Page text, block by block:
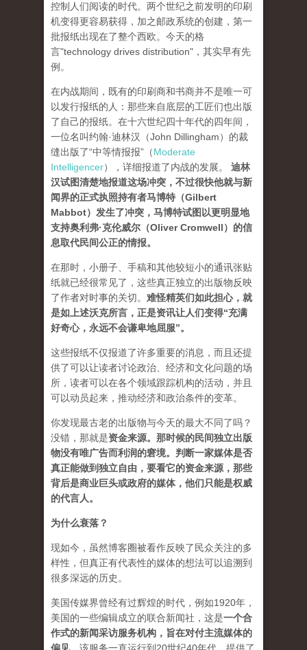
控制人们阅读的时代。两个世纪之前发明的印刷
机变得更容易获得，加之邮政系统的创建，第一
批报纸出现在了整个西欧。今天的格
言"technology drives dis­tribution"，其实早有先
例。
在内战期间，既有的印刷商和书商并不是唯一可
以发行报纸的人：那些来自底层的工匠们也出版
了自己的报纸。在十六世纪四十年代的四年间，
一位名叫约翰·迪林汉（John Dillingham）的裁
缝出版了“中等情报报”（Moderate
Intelligencer），详细报道了内战的发展。 迪林
汉试图清楚地报道这场冲突，不过很快他就与新
闻界的正式执照持有者马博特（Gilbert
Mabbot）发生了冲突，马博特试图以更明显地
支持奥利弗·克伦威尔（Oliver Cromwell）的信
息取代民间公正的情报。
在那时，小册子、手稿和其他较短小的通讯张贴
纸就已经很常见了，这些真正独立的出版物反映
了作者对时事的关切。 难怪精英们如此担心，就
是如上述沃克所言，正是资讯让人们变得“充满
好奇心，永远不会谦卑地屈服”。
这些报纸不仅报道了许多重要的消息，而且还提
供了可以让读者讨论政治、经济和文化问题的场
所，读者可以在各个领域跟踪机构的活动，并且
可以动员起来，推动经济和政治条件的变革。
你发现最古老的出版物与今天的最大不同了吗？
没错，那就是资金来源。 那时候的民间独立出版
物没有唯广告而利润的窘境。判断一家媒体是否
真正能做到独立自由，要看它的资金来源，那些
背后是商业巨头或政府的媒体，他们只能是权威
的代言人。
为什么衰落？
现如今，虽然博客圈被看作反映了民众关注的多
样性，但真正有代表性的媒体的想法可以追溯到
很多深远的历史。
美国传媒界曾经有过辉煌的时代，例如1920年，
美国的一些编辑成立的联合新闻社，这是一个合
作式的新闻采访服务机构，旨在对付主流媒体的